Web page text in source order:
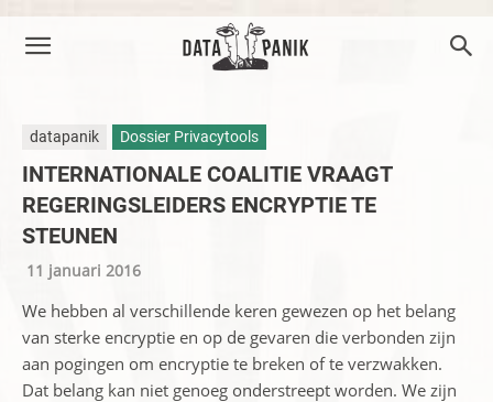
datapanik Dossier Privacytools
INTERNATIONALE COALITIE VRAAGT
REGERINGSLEIDERS ENCRYPTIE TE
STEUNEN
11 januari 2016
We hebben al verschillende keren gewezen op het belang
van sterke encryptie en op de gevaren die verbonden zijn
aan pogingen om encryptie te breken of te verzwakken.
Dat belang kan niet genoeg onderstreept worden. We zijn